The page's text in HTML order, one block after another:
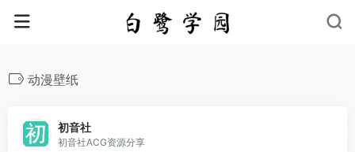
动漫壁纸
初音社
初音社ACG资源分享